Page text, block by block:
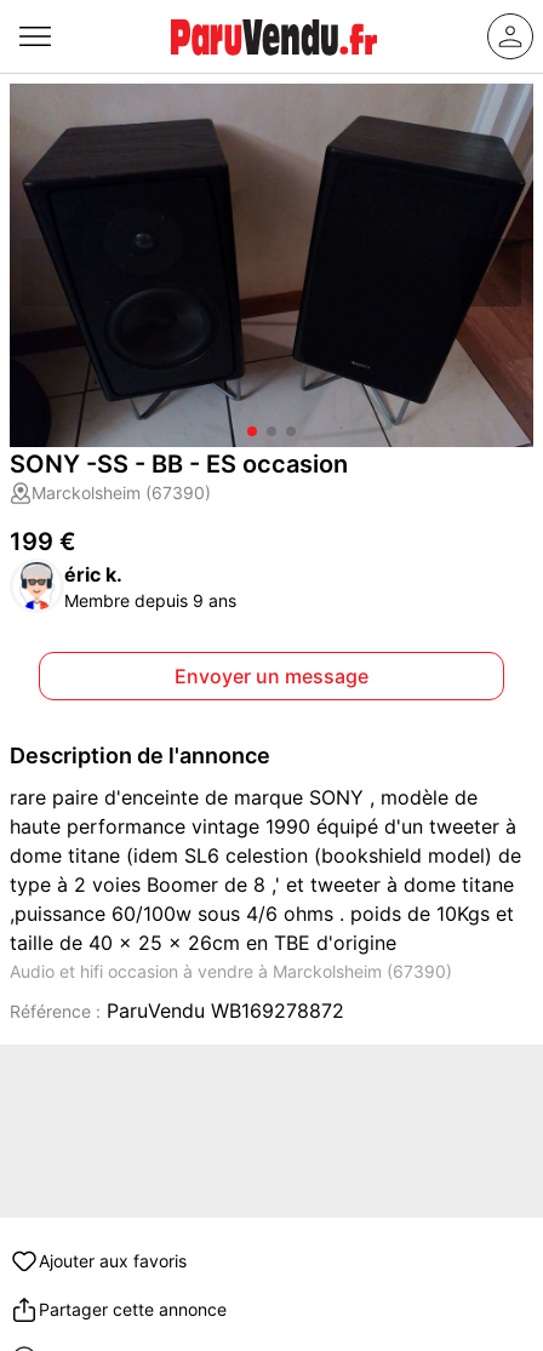
SONY -SS - BB - ES occasion
Marckolsheim (67390)
199 €
éric k.
Membre depuis 9 ans
Envoyer un message
Description de l'annonce
rare paire d'enceinte de marque SONY , modèle de
haute performance vintage 1990 équipé d'un tweeter à
dome titane (idem SL6 celestion (bookshield model) de
type à 2 voies Boomer de 8 ,' et tweeter à dome titane
,puissance 60/100w sous 4/6 ohms . poids de 10Kgs et
taille de 40 x 25 x 26cm en TBE d'origine
Audio et hifi occasion à vendre à Marckolsheim (67390)
Référence : ParuVendu WB169278872
Ajouter aux favoris
Partager cette annonce